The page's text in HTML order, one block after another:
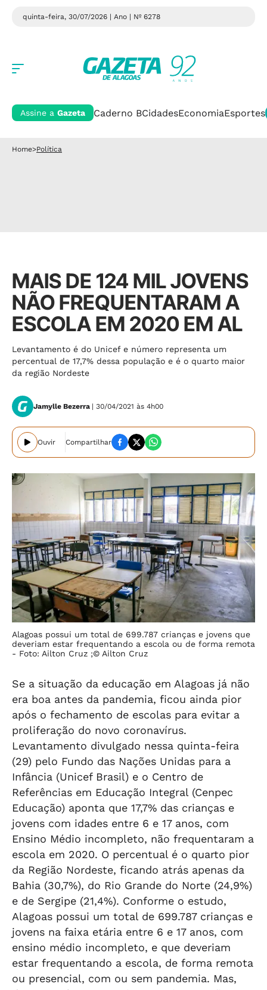
quinta-feira, 30/07/2026 | Ano | Nº 6278
Assine a Gazeta Caderno BCidadesEconomiaEsportes
Home>Política
MAIS DE 124 MIL JOVENS
NÃO FREQUENTARAM A
ESCOLA EM 2020 EM AL
Levantamento é do Unicef e número representa um
percentual de 17,7% dessa população e é o quarto maior
da região Nordeste
Jamylle Bezerra | 30/04/2021 às 4h00
Ouvir Compartilhar
Alagoas possui um total de 699.787 crianças e jovens que
deveriam estar frequentando a escola ou de forma remota
- Foto: Ailton Cruz ;© Ailton Cruz
Se a situação da educação em Alagoas já não
era boa antes da pandemia, ficou ainda pior
após o fechamento de escolas para evitar a
proliferação do novo coronavírus.
Levantamento divulgado nessa quinta-feira
(29) pelo Fundo das Nações Unidas para a
Infância (Unicef Brasil) e o Centro de
Referências em Educação Integral (Cenpec
Educação) aponta que 17,7% das crianças e
jovens com idades entre 6 e 17 anos, com
Ensino Médio incompleto, não frequentaram a
escola em 2020. O percentual é o quarto pior
da Região Nordeste, ficando atrás apenas da
Bahia (30,7%), do Rio Grande do Norte (24,9%)
e de Sergipe (21,4%). Conforme o estudo,
Alagoas possui um total de 699.787 crianças e
jovens na faixa etária entre 6 e 17 anos, com
ensino médio incompleto, e que deveriam
estar frequentando a escola, de forma remota
ou presencial, com ou sem pandemia. Mas,